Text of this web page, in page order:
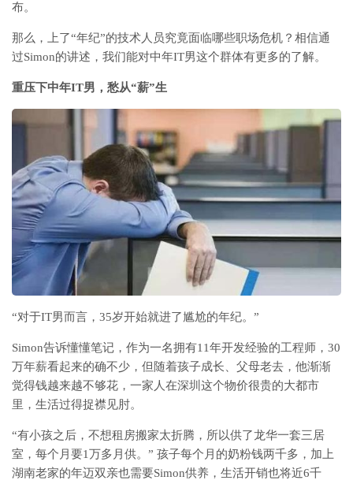
布。
那么，上了“年纪”的技术人员究竟面临哪些职场危机？相信通
过Simon的讲述，我们能对中年IT男这个群体有更多的了解。
重压下中年IT男，愁从“薪”生
“对于IT男而言，35岁开始就进了尴尬的年纪。”
Simon告诉懂懂笔记，作为一名拥有11年开发经验的工程师，30
万年薪看起来的确不少，但随着孩子成长、父母老去，他渐渐
觉得钱越来越不够花，一家人在深圳这个物价很贵的大都市
里，生活过得捉襟见肘。
“有小孩之后，不想租房搬家太折腾，所以供了龙华一套三居
室，每个月要1万多月供。” 孩子每个月的奶粉钱两千多，加上
湖南老家的年迈双亲也需要Simon供养，生活开销也将近6千